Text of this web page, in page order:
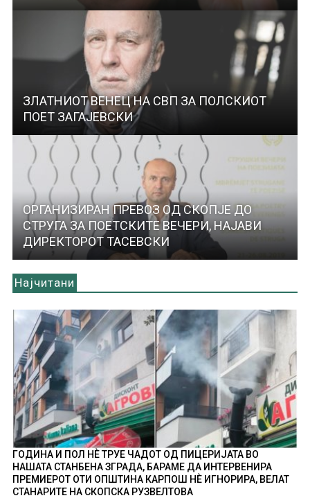
ЗЛАТНИОТ ВЕНЕЦ НА СВП ЗА ПОЛСКИОТ
ПОЕТ ЗАГАЈЕВСКИ
ОРГАНИЗИРАН ПРЕВОЗ ОД СКОПЈЕ ДО
СТРУГА ЗА ПОЕТСКИТЕ ВЕЧЕРИ, НАЈАВИ
ДИРЕКТОРОТ ТАСЕВСКИ
Најчитани
ГОДИНА И ПОЛ НÈ ТРУЕ ЧАДОТ ОД ПИЦЕРИЈАТА ВО
НАШАТА СТАНБЕНА ЗГРАДА, БАРАМЕ ДА ИНТЕРВЕНИРА
ПРЕМИЕРОТ ОТИ ОПШТИНА КАРПОШ НÈ ИГНОРИРА, ВЕЛАТ
СТАНАРИТЕ НА СКОПСКА РУЗВЕЛТОВА